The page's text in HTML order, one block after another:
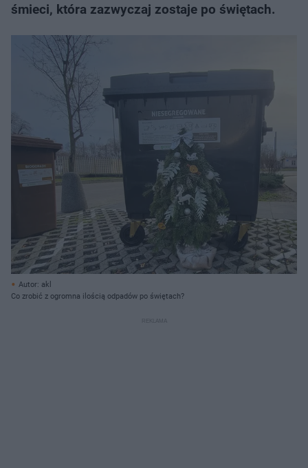
śmieci, która zazwyczaj zostaje po świętach.
Autor: akl
Co zrobić z ogromna ilością odpadów po świętach?